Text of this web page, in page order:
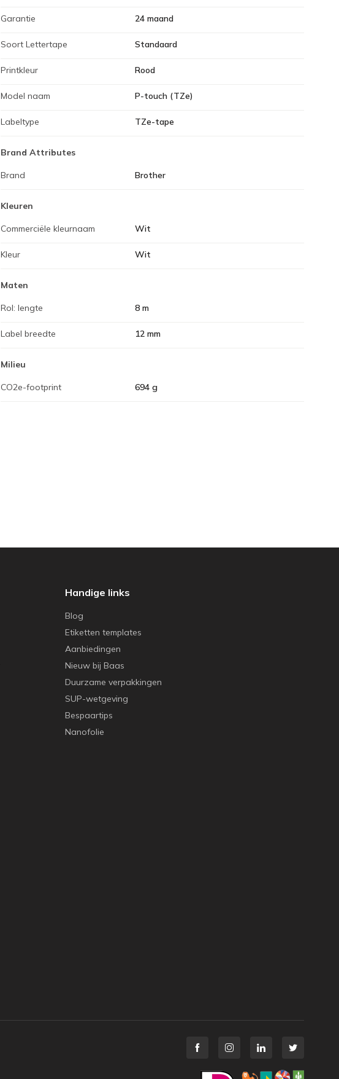
Garantie 24 maand
Soort Lettertape Standaard
Printkleur Rood
Model naam P-touch (TZe)
Labeltype TZe-tape
Brand Attributes
Brand Brother
Kleuren
Commerciële kleurnaam Wit
Kleur Wit
Maten
Rol: lengte 8 m
Label breedte 12 mm
Milieu
CO2e-footprint 694 g
Handige links
Blog
Etiketten templates
Aanbiedingen
Nieuw bij Baas
Duurzame verpakkingen
SUP-wetgeving
Bespaartips
Nanofolie